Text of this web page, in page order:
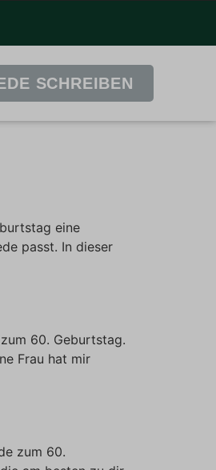
SCHREIBEN
eine
passt. In dieser
60. Geburtstag.
Frau hat mir
zum 60.